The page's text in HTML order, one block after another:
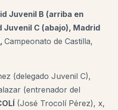
Juvenil B (arriba en
Juvenil C (abajo), Madrid
Campeonato de Castilla,
(delegado Juvenil C),
(entrenador del
(José Trocolí Pérez), x,